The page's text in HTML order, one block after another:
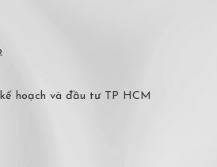
hoạch và đầu tư TP HCM